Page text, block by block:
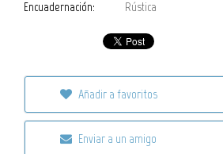
Encuadernación: Rústica
Añadir a favoritos
Enviar a un amigo